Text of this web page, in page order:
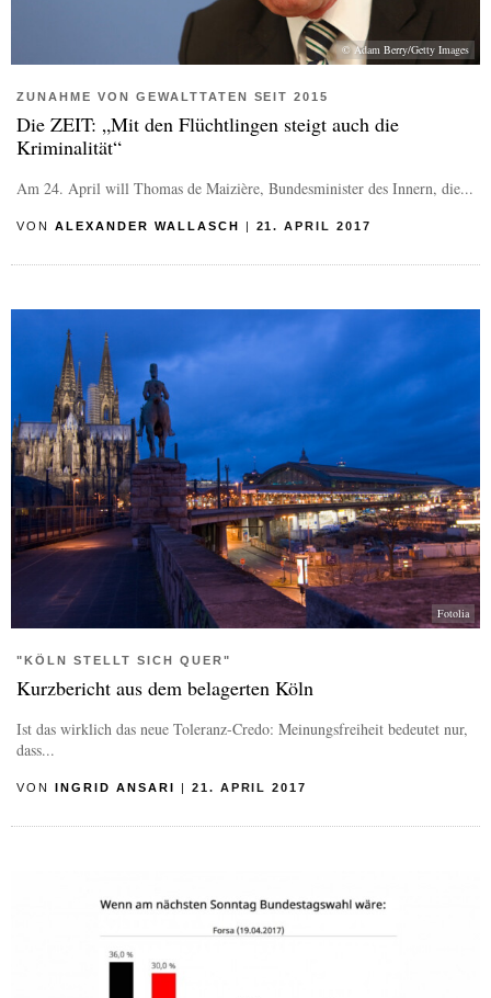
© Adam Berry/Getty Images
ZUNAHME VON GEWALTTATEN SEIT 2015
Die ZEIT: „Mit den Flüchtlingen steigt auch die
Kriminalität“
Am 24. April will Thomas de Maizière, Bundesminister des Innern, die...
VON ALEXANDER WALLASCH 21. APRIL 2017
Fotolia
"KÖLN STELLT SICH QUER"
Kurzbericht aus dem belagerten Köln
Ist das wirklich das neue Toleranz-Credo: Meinungsfreiheit bedeutet nur,
dass...
VON INGRID ANSARI | 21. APRIL 2017